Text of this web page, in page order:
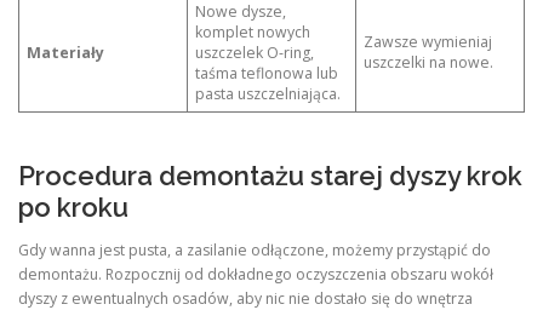
Materiały
Nowe dysze,
komplet nowych
uszczelek O-ring,
taśma teflonowa lub
pasta uszczelniająca.
Zawsze wymieniaj
uszczelki na nowe.
Procedura demontażu starej dyszy krok
po kroku
Gdy wanna jest pusta, a zasilanie odłączone, możemy przystąpić do
demontażu. Rozpocznij od dokładnego oczyszczenia obszaru wokół
dyszy z ewentualnych osadów, aby nic nie dostało się do wnętrza